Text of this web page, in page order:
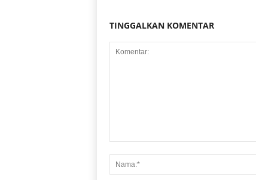
TINGGALKAN KOMENTAR